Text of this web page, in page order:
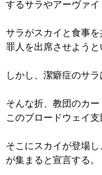
するサラやアーヴァイ
サラがスカイと食事
罪人を出席させようと
しかし、潔癖症のサラ
そんな折、教団のカ
このブロードウェイ支
そこにスカイが登場
が集まると宣言する。